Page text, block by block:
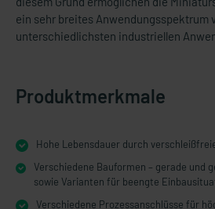
ein sehr breites Anwendungsspektrum
unterschiedlichsten industriellen
Produktmerkmale
Hohe Lebensdauer durch
Verschiedene Bauformen – gerade und
sowie Varianten für beengte
Verschiedene Prozessanschlüsse für